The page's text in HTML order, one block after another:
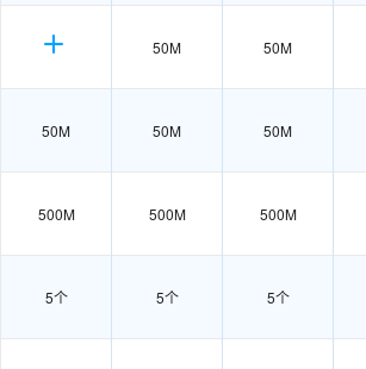
50M 50M
50M 50M 50M
500M 500M 500M
5个 5个 5个